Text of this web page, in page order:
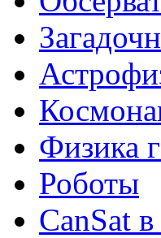
Физика
Роботы
CanSat